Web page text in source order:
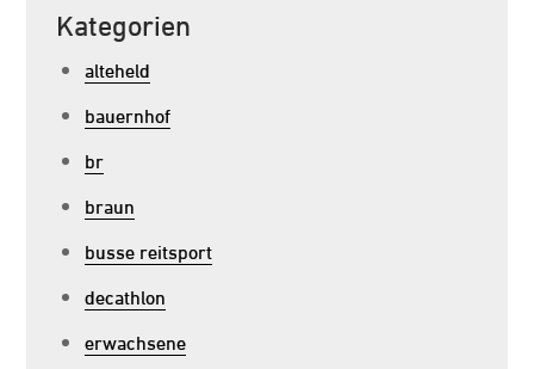
Kategorien
alteheld
bauernhof
br
braun
busse reitsport
decathlon
erwachsene